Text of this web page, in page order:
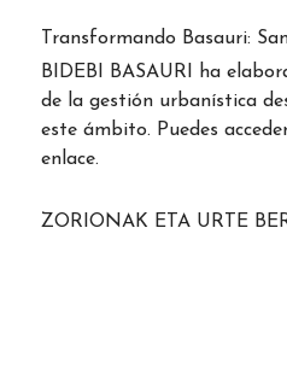
Transformando Basauri:
BIDEBI BASAURI ha
de la gestión urbanística
este ámbito. Puedes
enlace.
ZORIONAK ETA URTE